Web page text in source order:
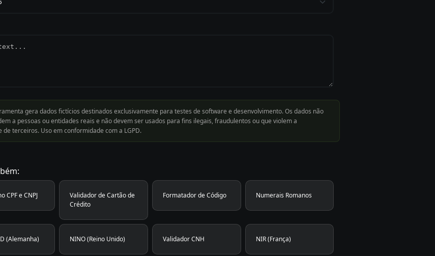
gera dados fictícios destinados exclusivamente para testes de software e desenvolvimento. Os dados não
a pessoas ou entidades reais e não devem ser usados para fins ilegais, fraudulentos ou que violem a
de terceiros. Uso em conformidade com a LGPD.
CPF e CNPJ
Validador de Cartão de
Crédito
Formatador de Código Numerais Romanos
(Alemanha) NINO (Reino Unido) Validador CNH NIR (França)